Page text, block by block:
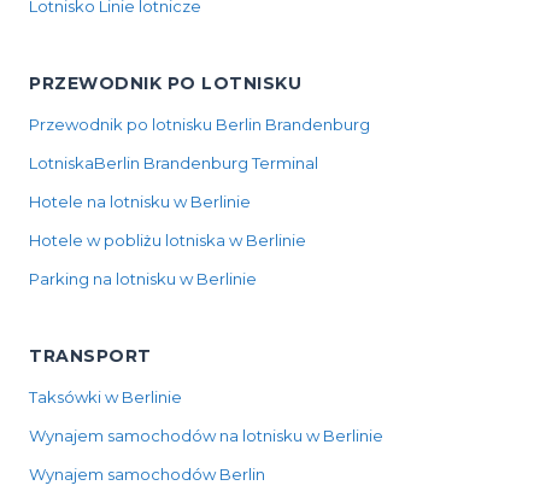
Lotnisko Linie lotnicze
PRZEWODNIK PO LOTNISKU
Przewodnik po lotnisku Berlin Brandenburg
LotniskaBerlin Brandenburg Terminal
Hotele na lotnisku w Berlinie
Hotele w pobliżu lotniska w Berlinie
Parking na lotnisku w Berlinie
TRANSPORT
Taksówki w Berlinie
Wynajem samochodów na lotnisku w Berlinie
Wynajem samochodów Berlin